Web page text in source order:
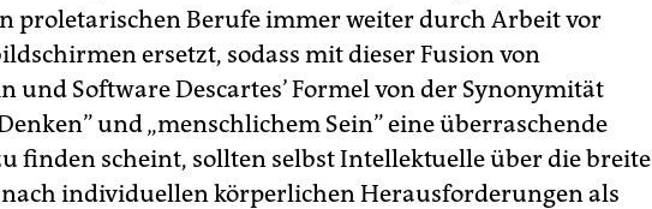
proletarischen Berufe immer weiter durch Arbeit vor
ersetzt, sodass mit dieser Fusion von
und Software Descartes’ Formel von der Synonymität
und „menschlichem Sein” eine überraschende
finden scheint, sollten selbst Intellektuelle über die breite
individuellen körperlichen Herausforderungen als